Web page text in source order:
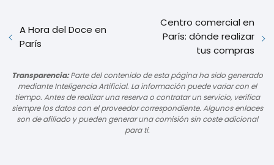
A Hora del Doce en
París
Centro comercial en
París: dónde realizar
tus compras
Transparencia:Parte del contenido de esta página ha sido generado
mediante Inteligencia Artificial. La información puede variar con el
tiempo. Antes de realizar una reserva o contratar un servicio, verifica
siempre los datos con el proveedor correspondiente. Algunos enlaces
son de afiliado y pueden generar una comisión sin coste adicional
para ti.